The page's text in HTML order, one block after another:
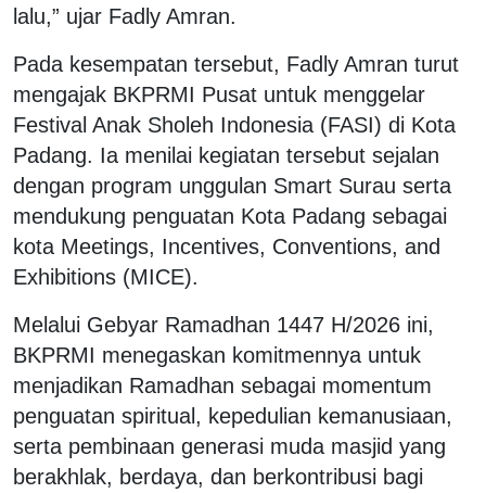
lalu,” ujar Fadly Amran.
Pada kesempatan tersebut, Fadly Amran turut
mengajak BKPRMI Pusat untuk menggelar
Festival Anak Sholeh Indonesia (FASI) di Kota
Padang. Ia menilai kegiatan tersebut sejalan
dengan program unggulan Smart Surau serta
mendukung penguatan Kota Padang sebagai
kota Meetings, Incentives, Conventions, and
Exhibitions (MICE).
Melalui Gebyar Ramadhan 1447 H/2026 ini,
BKPRMI menegaskan komitmennya untuk
menjadikan Ramadhan sebagai momentum
penguatan spiritual, kepedulian kemanusiaan,
serta pembinaan generasi muda masjid yang
berakhlak, berdaya, dan berkontribusi bagi